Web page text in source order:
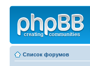
Список форумов